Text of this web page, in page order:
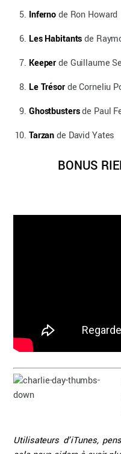
Infernode Ron Howard
Les Habitants de
Keeperde Guillaume
Le Trésorde Corneliu
Ghostbustersde Paul
Tarzande David Yates
BONUS
Utilisateurs d’iTunes,